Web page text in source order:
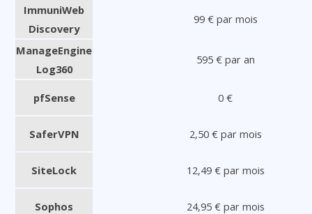
ImmuniWeb
Discovery
99 € par mois
ManageEngine
Log360
595 € par an
pfSense 0 €
SaferVPN 2,50 € par mois
SiteLock 12,49 € par mois
Sophos 24,95 € par mois